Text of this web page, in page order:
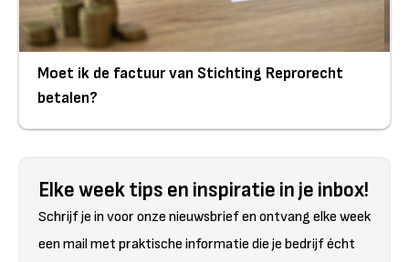
Moet ik de factuur van Stichting Reprorecht
betalen?
Elke week tips en inspiratie in je inbox!
Schrijf je in voor onze nieuwsbrief en ontvang elke week
een mail met praktische informatie die je bedrijf écht